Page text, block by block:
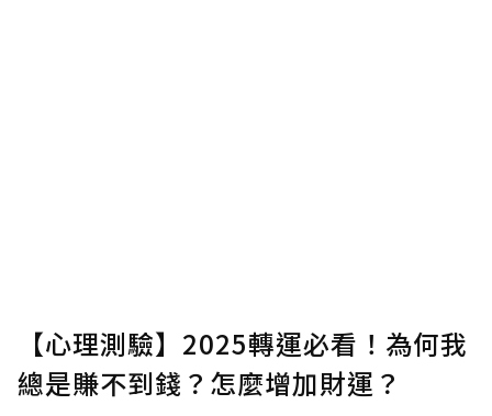
【心理測驗】2025轉運必看！為何我
總是賺不到錢？怎麼增加財運？